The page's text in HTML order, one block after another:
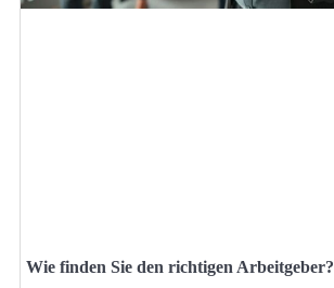
Wie finden Sie den richtigen Arbeitgeber?